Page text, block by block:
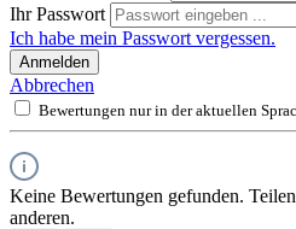
Ihr Passwort
Ich habe mein Passwort vergessen.
Anmelden
Abbrechen
Bewertungen nur in der aktuellen
Keine Bewertungen gefunden.
anderen.